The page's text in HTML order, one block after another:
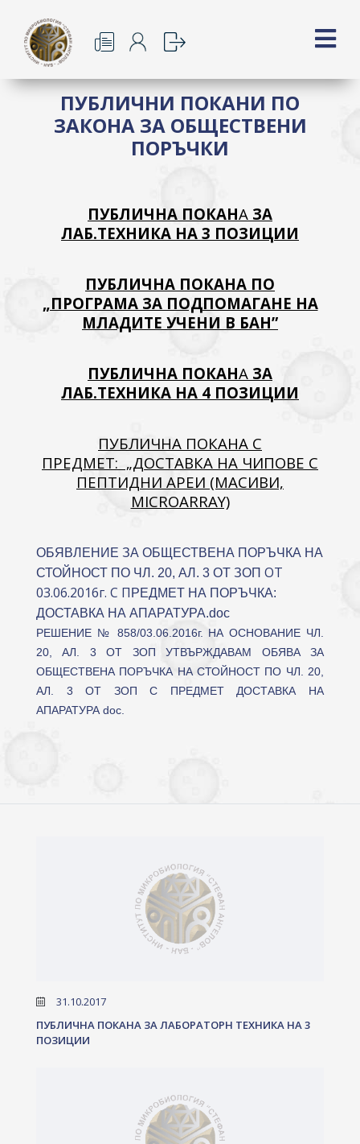
ПУБЛИЧНИ ПОКАНИ ПО
ЗАКОНА ЗА ОБЩЕСТВЕНИ
ПОРЪЧКИ
ПУБЛИЧНА ПОКАНA ЗА
ЛАБ.ТЕХНИКА НА 3 ПОЗИЦИИ
ПУБЛИЧНА ПОКАНА ПО
„ПРОГРАМА ЗА ПОДПОМАГАНЕ НА
МЛАДИТЕ УЧЕНИ В БАН”
ПУБЛИЧНА ПОКАНA ЗА
ЛАБ.ТЕХНИКА НА 4 ПОЗИЦИИ
ПУБЛИЧНА ПОКАНА С
ПРЕДМЕТ: „ДОСТАВКА НА ЧИПОВЕ С
ПЕПТИДНИ АРЕИ (МАСИВИ,
MICROARRAY)
ОБЯВЛЕНИЕ ЗА ОБЩЕСТВЕНА ПОРЪЧКА НА
СТОЙНОСТ ПО ЧЛ. 20, АЛ. 3 ОТ ЗОП ОТ
03.06.2016г. С П РЕДМЕТ НА ПОРЪЧКА:
ДОСТАВКА НА АПАРАТУРА.doc
РЕШЕНИЕ № 858/03.06.2016г. НА ОСНОВАНИЕ ЧЛ.
20, АЛ. 3 ОТ ЗОП УТВЪРЖДАВАМ ОБЯВА ЗА
ОБЩЕСТВЕНА ПОРЪЧКА НА СТОЙНОСТ ПО ЧЛ. 20,
АЛ. 3 ОТ ЗОП С ПРЕДМЕТ ДОСТАВКА НА
АПАРАТУРА doc
31.10.2017
ПУБЛИЧНА ПОКАНА ЗА ЛАБОРАТОРН ТЕХНИКА НА 3
ПОЗИЦИИ